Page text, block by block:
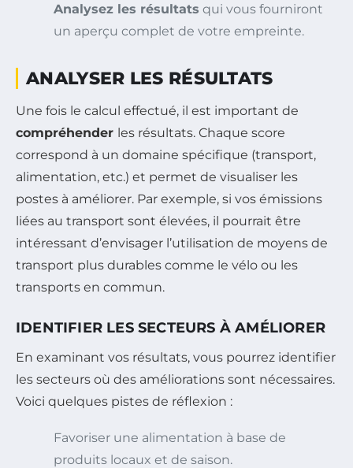
Analysez les résultats qui vous fourniront
un aperçu complet de votre empreinte.
ANALYSER LES RÉSULTATS
Une fois le calcul effectué, il est important de
compréhender les résultats. Chaque score
correspond à un domaine spécifique (transport,
alimentation, etc.) et permet de visualiser les
postes à améliorer. Par exemple, si vos émissions
liées au transport sont élevées, il pourrait être
intéressant d’envisager l’utilisation de moyens de
transport plus durables comme le vélo ou les
transports en commun.
IDENTIFIER LES SECTEURS À AMÉLIORER
En examinant vos résultats, vous pourrez identifier
les secteurs où des améliorations sont nécessaires.
Voici quelques pistes de réflexion :
Favoriser une alimentation à base de
produits locaux et de saison.